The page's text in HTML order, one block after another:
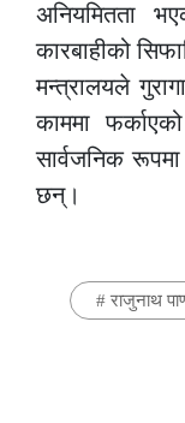
अनियमितता
कारबाहीको
मन्त्रालयले
काममा
सार्वजनिक
छन्।
# राजुनाथ